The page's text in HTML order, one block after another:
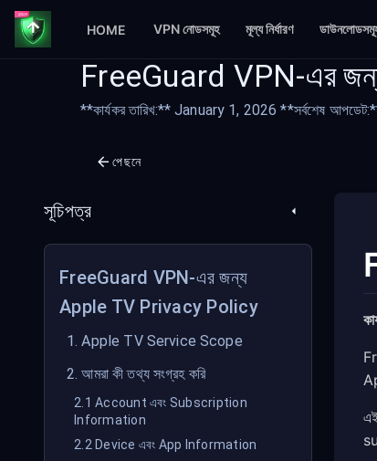
HOME VPN নোডসমূহ মূল্য নির্ধারণ
FreeGuard VPN-এর
**কার্যকর তারিখ:** January 1, 2026 **সর্বশেষ
পেছনে
সূচিপত্র
FreeGuard VPN-এর জন্য
Apple TV Privacy Policy
1. Apple TV Service Scope
2. আমরা কী তথ্য সংগ্রহ করি
2.1 Account এবং Subscription
Information
2.2 Device এবং App Information